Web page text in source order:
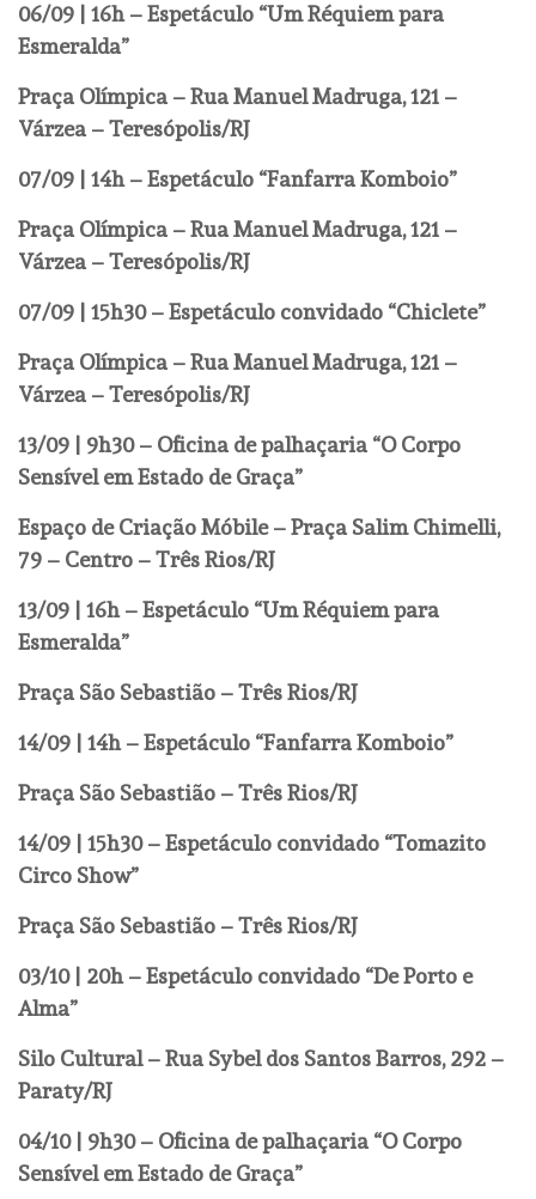
06/09 | 16h – Espetáculo “Um Réquiem para
Esmeralda”
Praça Olímpica – Rua Manuel Madruga, 121 –
Várzea – Teresópolis/RJ
07/09 | 14h – Espetáculo “Fanfarra Komboio”
Praça Olímpica – Rua Manuel Madruga, 121 –
Várzea – Teresópolis/RJ
07/09 | 15h30 – Espetáculo convidado “Chiclete”
Praça Olímpica – Rua Manuel Madruga, 121 –
Várzea – Teresópolis/RJ
13/09 | 9h30 – Oficina de palhaçaria “O Corpo
Sensível em Estado de Graça”
Espaço de Criação Móbile –Praça Salim Chimelli,
79 – Centro – Três Rios/RJ
13/09 | 16h – Espetáculo “Um Réquiem para
Esmeralda”
Praça São Sebastião – Três Rios/RJ
14/09 | 14h – Espetáculo “Fanfarra Komboio”
Praça São Sebastião – Três Rios/RJ
14/09 | 15h30 – Espetáculo convidado “Tomazito
Circo Show”
Praça São Sebastião – Três Rios/RJ
03/10 | 20h – Espetáculo convidado “De Porto e
Alma”
Silo Cultural –Rua Sybel dos Santos Barros, 292 –
Paraty/RJ
04/10 | 9h30 – Oficina de palhaçaria “O Corpo
Sensível em Estado de Graça”